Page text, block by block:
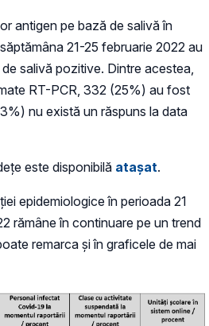
antigen pe bază de salivă în
21-25 februarie 2022 au
salivă pozitive. Dintre acestea,
RT-PCR, 332 (25%) au fost
nu există un răspuns la data
este disponibilă atașat.
epidemiologice în perioada 21
rămâne în continuare pe un trend
remarca și în graficele de mai